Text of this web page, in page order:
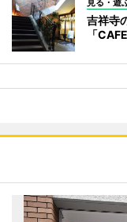
見る・遊
吉祥寺
「